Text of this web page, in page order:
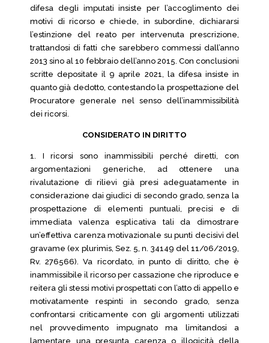
difesa degli imputati insiste per l’accoglimento dei
motivi di ricorso e chiede, in subordine, dichiararsi
l’estinzione del reato per intervenuta prescrizione,
trattandosi di fatti che sarebbero commessi dall’anno
2013 sino al 10 febbraio dell’anno 2015. Con conclusioni
scritte depositate il 9 aprile 2021, la difesa insiste in
quanto già dedotto, contestando la prospettazione del
Procuratore generale nel senso dell’inammissibilità
dei ricorsi.
CONSIDERATO IN DIRITTO
1. I ricorsi sono inammissibili perché diretti, con
argomentazioni generiche, ad ottenere una
rivalutazione di rilievi già presi adeguatamente in
considerazione dai giudici di secondo grado, senza la
prospettazione di elementi puntuali, precisi e di
immediata valenza esplicativa tali da dimostrare
un’effettiva carenza motivazionale su punti decisivi del
gravame (ex plurimis, Sez. 5, n. 34149 del 11/06/2019,
Rv. 276566). Va ricordato, in punto di diritto, che è
inammissibile il ricorso per cassazione che riproduce e
reitera gli stessi motivi prospettati con l’atto di appello e
motivatamente respinti in secondo grado, senza
confrontarsi criticamente con gli argomenti utilizzati
nel provvedimento impugnato ma limitandosi a
lamentare una presunta carenza o illogicità della